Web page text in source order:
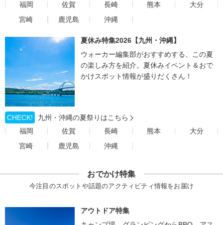
福岡
佐賀 長崎 熊本
大分
宮崎
鹿児島 沖縄
夏休み特集2026【九州・沖縄】
ウォーカー編集部がおすすめする、この夏
の楽しみ方を紹介。夏休みイベント＆おで
かけスポット情報が盛りだくさん！
CHECK!
九州・沖縄の夏祭りはこちら
福岡
佐賀 長崎 熊本
大分
宮崎
鹿児島 沖縄
おでかけ特集
今注目のスポットや話題のアクティビティ情報をお届け
アウトドア特集